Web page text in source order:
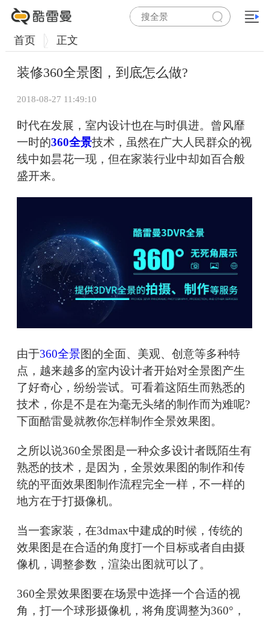
首页 正文
装修360全景图，到底怎么做?
2018-08-27 11:49:10
时代在发展，室内设计也在与时俱进。曾风靡
一时的360全景技术，虽然在广大人民群众的视
线中如昙花一现，但在家装行业中却如百合般
盛开来。
由于360全景图的全面、美观、创意等多种特
点，越来越多的室内设计者开始对全景图产生
了好奇心，纷纷尝试。可看着这陌生而熟悉的
技术，你是不是在为毫无头绪的制作而为难呢?
下面酷雷曼就教你怎样制作全景效果图。
之所以说360全景图是一种众多设计者既陌生有
熟悉的技术，是因为，全景效果图的制作和传
统的平面效果图制作流程完全一样，不一样的
地方在于打摄像机。
当一套家装，在3dmax中建成的时候，传统的
效果图是在合适的角度打一个目标或者自由摄
像机，调整参数，渲染出图就可以了。
360全景效果图要在场景中选择一个合适的视
角，打一个球形摄像机，将角度调整为360°，